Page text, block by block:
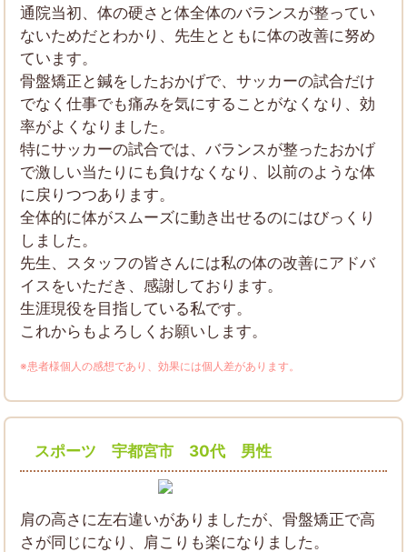
通院当初、体の硬さと体全体のバランスが整ってい
ないためだとわかり、先生とともに体の改善に努め
ています。
骨盤矯正と鍼をしたおかげで、サッカーの試合だけ
でなく仕事でも痛みを気にすることがなくなり、効
率がよくなりました。
特にサッカーの試合では、バランスが整ったおかげ
で激しい当たりにも負けなくなり、以前のような体
に戻りつつあります。
全体的に体がスムーズに動き出せるのにはびっくり
しました。
先生、スタッフの皆さんには私の体の改善にアドバ
イスをいただき、感謝しております。
生涯現役を目指している私です。
これからもよろしくお願いします。
※患者様個人の感想であり、効果には個人差があります。
スポーツ 宇都宮市 30代 男性
肩の高さに左右違いがありましたが、骨盤矯正で高
さが同じになり、肩こりも楽になりました。